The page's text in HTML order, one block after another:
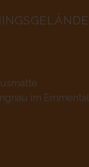
im Emmental